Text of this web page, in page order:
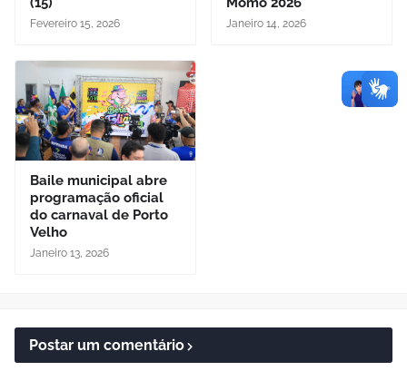
Fevereiro 15, 2026 Janeiro 14, 2026
Baile municipal abre
programação oficial
do carnaval de Porto
Velho
Janeiro 13, 2026
Postar um comentário